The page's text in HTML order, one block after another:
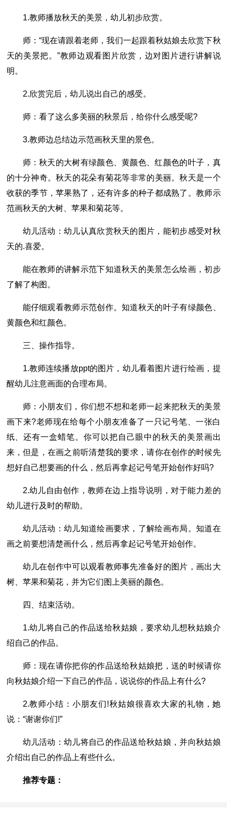
1.教师播放秋天的美景，幼儿初步欣赏。
师：“现在请跟着老师，我们一起跟着秋姑娘去欣赏下秋
天的美景把。”教师边观看图片欣赏，边对图片进行讲解说
明。
2.欣赏完后，幼儿说出自己的感受。
师：看了这么多美丽的秋景后，给你什么感受呢?
3.教师边总结边示范画秋天里的景色。
师：秋天的大树有绿颜色、黄颜色、红颜色的叶子，真
的十分神奇。秋天的花朵有菊花等非常的美丽。秋天是一个
收获的季节，苹果熟了，还有许多的种子都成熟了。教师示
范画秋天的大树、苹果和菊花等。
幼儿活动：幼儿认真欣赏秋天的图片，能初步感受对秋
天的.喜爱。
能在教师的讲解示范下知道秋天的美景怎么绘画，初步
了解了构图。
能仔细观看教师示范创作。知道秋天的叶子有绿颜色、
黄颜色和红颜色。
三、操作指导。
1.教师连续播放ppt的图片，幼儿看着图片进行绘画，提
醒幼儿注意画面的合理布局。
师：小朋友们，你们想不想和老师一起来把秋天的美景
画下来?老师现在给每个小朋友准备了一只记号笔、一张白
纸、还有一盒蜡笔。你可以把自己眼中的秋天的美景画出
来，但是，在画之前听清楚我的要求，请你在创作的时候先
想好自己想要画的什么，然后再拿起记号笔开始创作好吗?
2.幼儿自由创作，教师在边上指导说明，对于能力差的
幼儿进行及时的帮助。
幼儿活动：幼儿知道绘画要求，了解绘画布局。知道在
画之前要想清楚画什么，然后再拿起记号笔开始创作。
幼儿在创作中可以观看教师事先准备好的图片，画出大
树、苹果和菊花，并为它们图上美丽的颜色。
四、结束活动。
1.幼儿将自己的作品送给秋姑娘，要求幼儿想秋姑娘介
绍自己的作品。
师：现在请你把你的作品送给秋姑娘把，送的时候请你
向秋姑娘介绍一下自己的作品，说说你的作品上有什么?
2.教师小结：小朋友们!秋姑娘很喜欢大家的礼物，她
说：“谢谢你们!”
幼儿活动：幼儿将自己的作品送给秋姑娘，并向秋姑娘
介绍出自己的作品上有些什么。
推荐专题：